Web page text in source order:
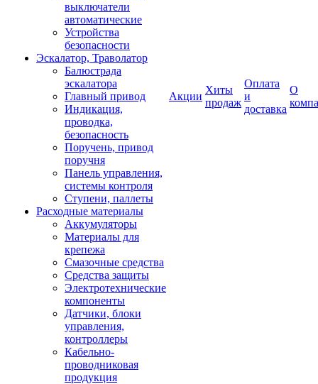
выключатели
автоматические
Устройства
безопасности
Эскалатор, Траволатор
Балюстрада
эскалатора
Главный привод
Индикация,
проводка,
безопасность
Поручень, привод
поручня
Панель управления,
системы контроля
Ступени, паллеты
Расходные материалы
Аккумуляторы
Материалы для
крепежа
Смазочные средства
Средства защиты
Электротехнические
компоненты
Датчики, блоки
управления,
контроллеры
Кабельно-
проводниковая
продукция
Акции
Хиты
продаж
Оплата
и
доставка
О